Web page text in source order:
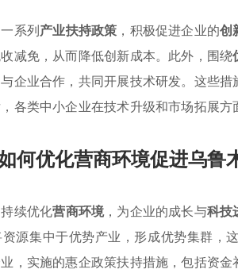
系列产业扶持政策 ，积极促进企业的创
减免，从而降低创新成本。此外，围绕
企业合作，共同开展技术研发。这些
各类中小企业在技术升级和市场拓展
何优化营商环境促进乌鲁
续优化营商环境，为企业的成长与科技
资源集中于优势产业，形成优势集群
，实施的惠企政策扶持措施，包括资